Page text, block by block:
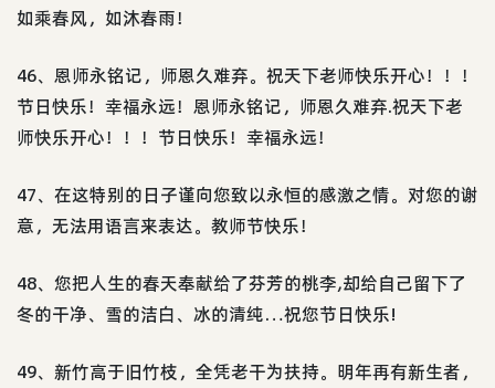
如乘春风，如沐春雨！
46、恩师永铭记，师恩久难弃。祝天下老师快乐开心！！！
节日快乐！幸福永远！恩师永铭记，师恩久难弃.祝天下老
师快乐开心！！！节日快乐！幸福永远！
47、在这特别的日子谨向您致以永恒的感激之情。对您的谢
意，无法用语言来表达。教师节快乐！
48、您把人生的春天奉献给了芬芳的桃李,却给自己留下了
冬的干净、雪的洁白、冰的清纯…祝您节日快乐!
49、新竹高于旧竹枝，全凭老干为扶持。明年再有新生者，